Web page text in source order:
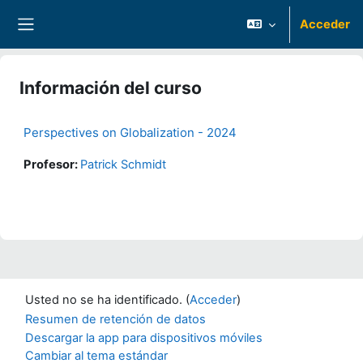
Acceder
Información del curso
Perspectives on Globalization - 2024
Profesor: Patrick Schmidt
Usted no se ha identificado. (Acceder)
Resumen de retención de datos
Descargar la app para dispositivos móviles
Cambiar al tema estándar